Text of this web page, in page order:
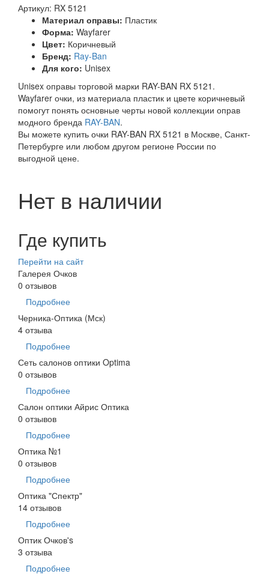
Артикул: RX 5121
Материал оправы: Пластик
Форма: Wayfarer
Цвет: Коричневый
Бренд: Ray-Ban
Для кого: Unisex
Unisex оправы торговой марки RAY-BAN RX 5121.
Wayfarer очки, из материала пластик и цвете коричневый
помогут понять основные черты новой коллекции оправ
модного бренда RAY-BAN.
Вы можете купить очки RAY-BAN RX 5121 в Москве, Санкт-
Петербурге или любом другом регионе России по
выгодной цене.
Нет в наличии
Где купить
Перейти на сайт
Галерея Очков
0 отзывов
Подробнее
Черника-Оптика (Мск)
4 отзыва
Подробнее
Сеть салонов оптики Optima
0 отзывов
Подробнее
Салон оптики Айрис Оптика
0 отзывов
Подробнее
Оптика №1
0 отзывов
Подробнее
Оптика "Спектр"
14 отзывов
Подробнее
Оптик Очков's
3 отзыва
Подробнее